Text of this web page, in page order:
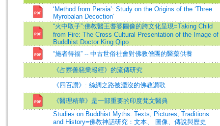
‘Method from Persia’: Study on the Origins of the ‘Three
Myrobalan Decoction’
“火中取子”:佛教醫王耆婆圖像的跨文化呈現=Taking Child
from Fire: The Cross Cultural Presentation of the Image of
Buddhist Doctor King Qipo
“施者得福” -- 中古世俗社會對佛教僧團的醫藥供養
《占察善惡業報經》的流傳研究
《四百讚》: 絲綢之路被湮沒的佛教讚歌
《醫理精華》是一部重要的印度梵文醫典
Studies on Buddhist Myths: Texts, Pictures, Traditions
and History=佛教神話研究：文本、 圖像、傳說與歷史